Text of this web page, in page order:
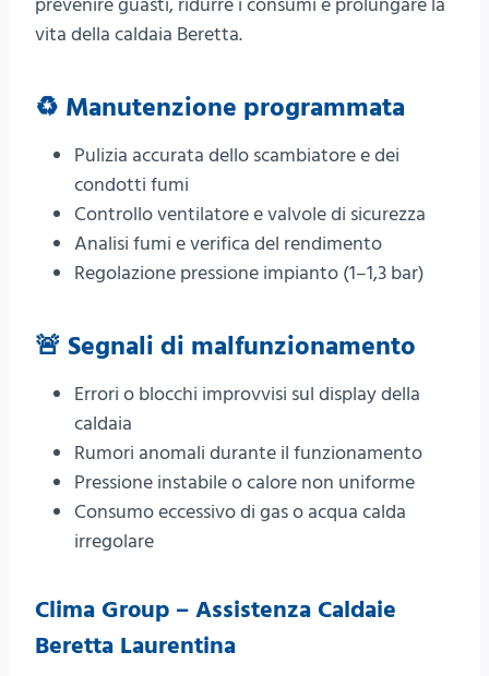
vita della caldaia Beretta.
♻️ Manutenzione programmata
Pulizia accurata dello scambiatore e dei
condotti fumi
Controllo ventilatore e valvole di sicurezza
Analisi fumi e verifica del rendimento
Regolazione pressione impianto (1–1,3 bar)
🚨 Segnali di malfunzionamento
Errori o blocchi improvvisi sul display della
caldaia
Rumori anomali durante il funzionamento
Pressione instabile o calore non uniforme
Consumo eccessivo di gas o acqua calda
irregolare
Clima Group – Assistenza Caldaie
Beretta Laurentina